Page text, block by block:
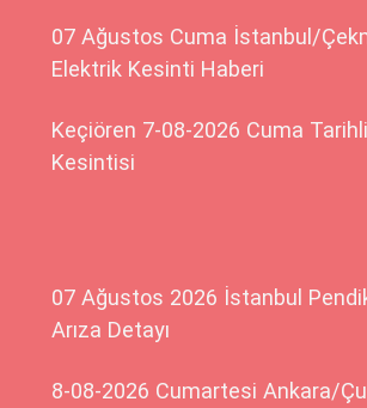
07 Ağustos Cuma İstanbul/
Elektrik Kesinti Haberi
Keçiören 7-08-2026 Cuma
Kesintisi
07 Ağustos 2026 İstanbul
Arıza Detayı
8-08-2026 Cumartesi Ankara/